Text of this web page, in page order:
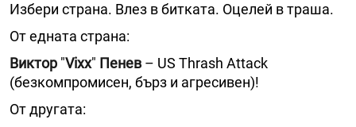
Избери страна. Влез в битката. Оцелей в траша.
От едната страна:
Виктор "Vixx" Пенев – US Thrash Attack
(безкомпромисен, бърз и агресивен)!
От другата: